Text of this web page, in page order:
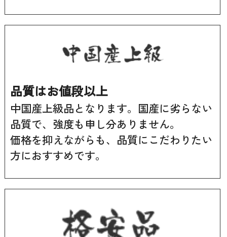
品質はお値段以上
中国産上級品となります。国産に劣らない
品質で、強度も申し分ありません。
価格を抑えながらも、品質にこだわりたい
方におすすめです。